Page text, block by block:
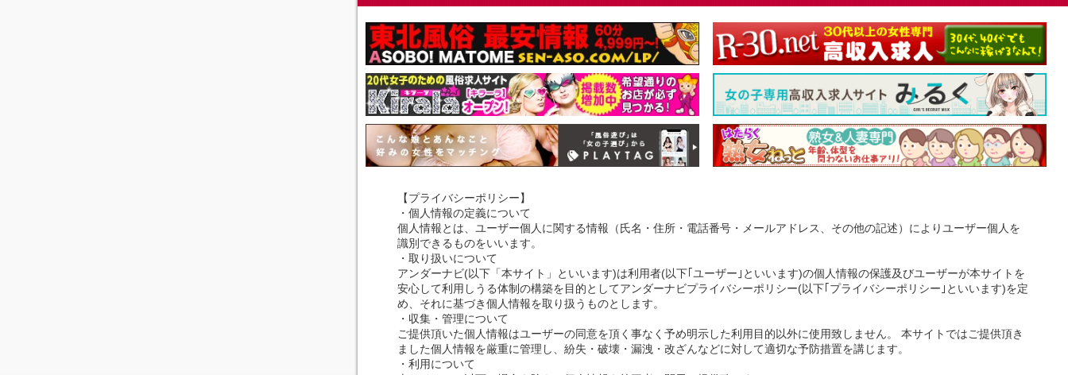
【プライバシーポリシー】
・個人情報の定義について
個人情報とは、ユーザー個人に関する情報（氏名・住所・電話番号・メールアドレス、その他の記述）によりユーザー個人を
識別できるものをいいます。
・取り扱いについて
アンダーナビ(以下「本サイト」といいます)は利用者(以下｢ユーザー｣といいます)の個人情報の保護及びユーザーが本サイトを
安心して利用しうる体制の構築を目的としてアンダーナビプライバシーポリシー(以下｢プライバシーポリシー｣といいます)を定
め、それに基づき個人情報を取り扱うものとします。
・収集・管理について
ご提供頂いた個人情報はユーザーの同意を頂く事なく予め明示した利用目的以外に使用致しません。 本サイトではご提供頂き
ました個人情報を厳重に管理し、紛失・破壊・漏洩・改ざんなどに対して適切な予防措置を講じます。
・利用について